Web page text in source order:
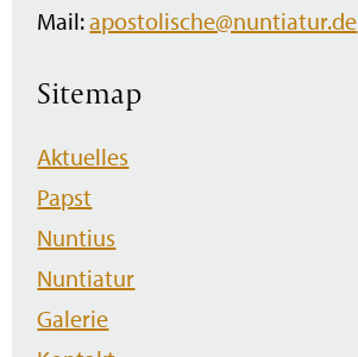
Mail:apostolische@nuntiatur.de
Sitemap
Navigation
überspringen
Aktuelles
Papst
Nuntius
Nuntiatur
Galerie